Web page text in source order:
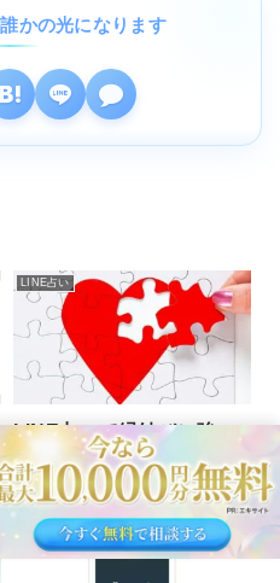
かの光になります
LINE占い
LINE占いで縁結びに強い
当たる人気の占い師
LINE占い